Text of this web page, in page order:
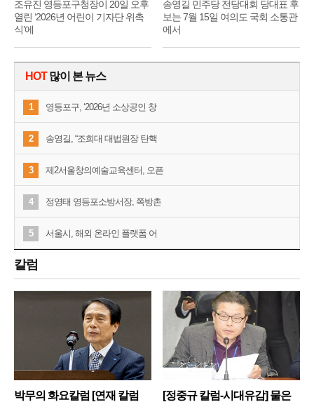
조유진 영등포구청장이 20일 오후
열린 ‘2026년 어린이 기자단 위촉
식’에
송영길 민주당 전당대회 당대표 후
보는 7월 15일 여의도 국회 소통관
에서
HOT많이 본 뉴스
1 영등포구, ‘2026년 소상공인 창
2 송영길, “조희대 대법원장 탄핵
3 제2서울창의예술교육센터, 오픈
4 정영태 영등포소방서장, 쪽방촌
5 서울시, 해외 온라인 플랫폼 어
칼럼
박무의 화요칼럼 [연재 칼럼
[정중규 칼럼-시대유감] 물은